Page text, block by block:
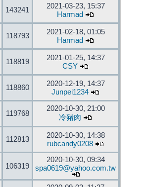
143241
2021-03-23, 15:37
Harmad
118793
2021-02-18, 01:05
Harmad
118819
2021-01-25, 14:37
CSY
118860
2020-12-19, 14:37
Junpei1234
119768
2020-10-30, 21:00
冷豬肉
112813
2020-10-30, 14:38
rubcandy0208
106319
2020-10-30, 09:34
spa0619@yahoo.com.tw